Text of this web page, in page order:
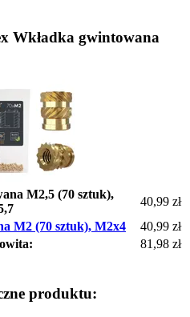
Wkładka gwintowana
M2,5 (70 sztuk),
40,99 zł
M2 (70 sztuk), M2x4
40,99 zł
81,98 zł
produktu: